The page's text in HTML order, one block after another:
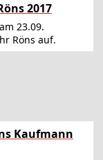
2017
23.09.
Röns auf.
Kaufmann